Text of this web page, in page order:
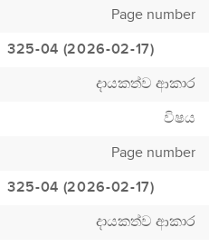
Page number
325-04 (2026-02-17)
දායකත්ව ආකාර
විෂය
Page number
325-04 (2026-02-17)
දායකත්ව ආකාර